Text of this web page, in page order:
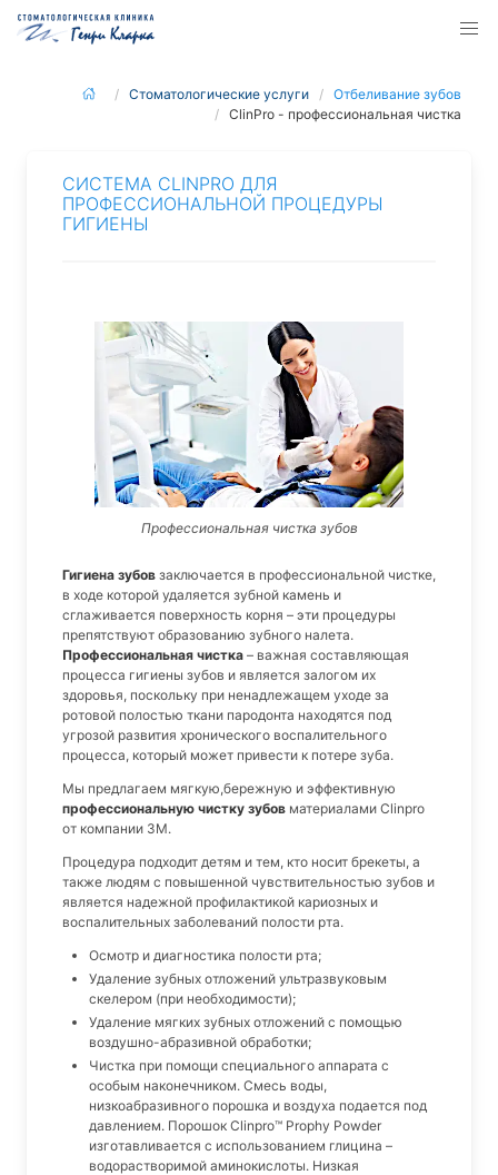
Стоматологические услуги
Отбеливание зубов
ClinPro - профессиональная чистка
СИСТЕМА CLINPRO ДЛЯ
ПРОФЕССИОНАЛЬНОЙ ПРОЦЕДУРЫ
ГИГИЕНЫ
Профессиональная чистка зубов
Гигиена зубов заключается в профессиональной чистке,
в ходе которой удаляется зубной камень и
сглаживается поверхность корня – эти процедуры
препятствуют образованию зубного налета.
Профессиональная чистка – важная составляющая
процесса гигиены зубов и является залогом их
здоровья, поскольку при ненадлежащем уходе за
ротовой полостью ткани пародонта находятся под
угрозой развития хронического воспалительного
процесса, который может привести к потере зуба.
Мы предлагаем мягкую,бережную и эффективную
профессиональную чистку зубов материалами Clinpro
от компании 3М.
Процедура подходит детям и тем, кто носит брекеты, а
также людям с повышенной чувствительностью зубов и
является надежной профилактикой кариозных и
воспалительных заболеваний полости рта.
Осмотр и диагностика полости рта;
Удаление зубных отложений ультразвуковым
скелером (при необходимости);
Удаление мягких зубных отложений с помощью
воздушно-абразивной обработки;
Чистка при помощи специального аппарата с
особым наконечником. Смесь воды,
низкоабразивного порошка и воздуха подается под
давлением. Порошок Сlinpro™ Prophy Powder
изготавливается с использованием глицина –
водорастворимой аминокислоты. Низкая